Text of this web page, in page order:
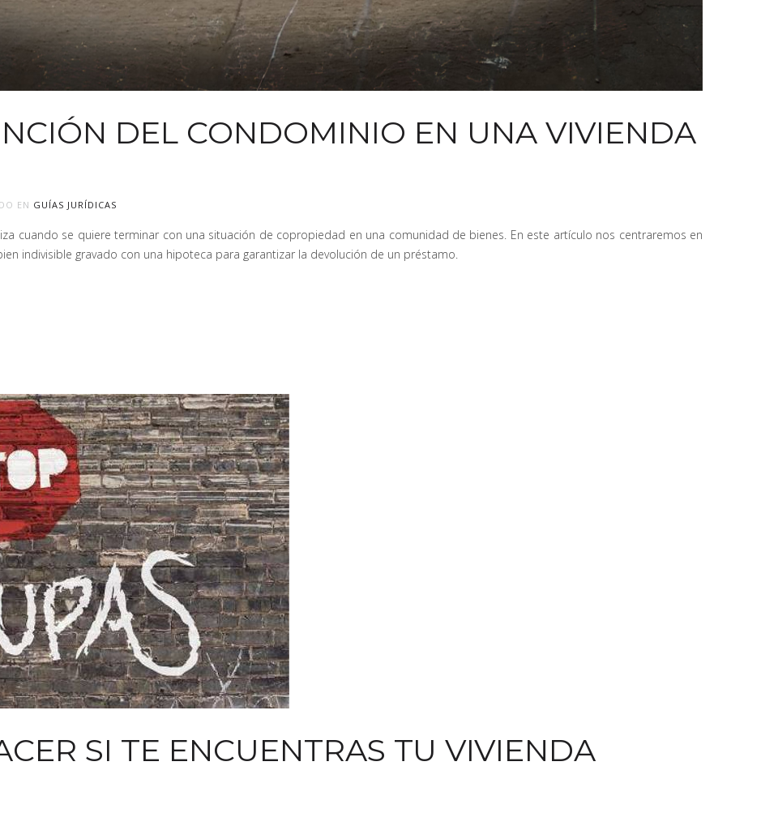
DEL CONDOMINIO EN UNA VIVIENDA
EN GUÍAS JURÍDICAS
cuando se quiere terminar con una situación de copropiedad en una comunidad de bienes. En este artículo nos centraremos en
indivisible gravado con una hipoteca para garantizar la devolución de un préstamo.
SI TE ENCUENTRAS TU VIVIENDA